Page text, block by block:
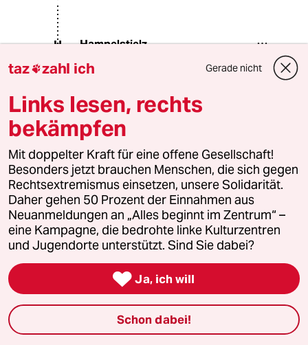
H Hampelstielz
20.08.2019
Sehe ich auch so. Man kann schon
die Hoffnung verlieren, wenn man in
der Kommentarspalte einer linken
Zeitung großteils rechte Meinungen
vertreten sieht.
L Lockenkopf
20.08.2019,19:00 Uhr
@Hampelstielz:
Wenn Sie in der TAZ rechte
Meinungen vertreten sehen, sollten
Sie ihr politisches
Koordinatensystem mal überprüfen.
Man darf natürlich nicht davon
ausgehen, dass da, wo man selber
taz zahl ich Gerade nicht
Links lesen, rechts
bekämpfen
Mit doppelter Kraft für eine offene Gesellschaft!
Besonders jetzt brauchen Menschen, die sich gegen
Rechtsextremismus einsetzen, unsere Solidarität.
Daher gehen 50 Prozent der Einnahmen aus
Neuanmeldungen an „Alles beginnt im Zentrum“ –
eine Kampagne, die bedrohte linke Kulturzentren
und Jugendorte unterstützt. Sind Sie dabei?
 Ja, ich will
Schon dabei!